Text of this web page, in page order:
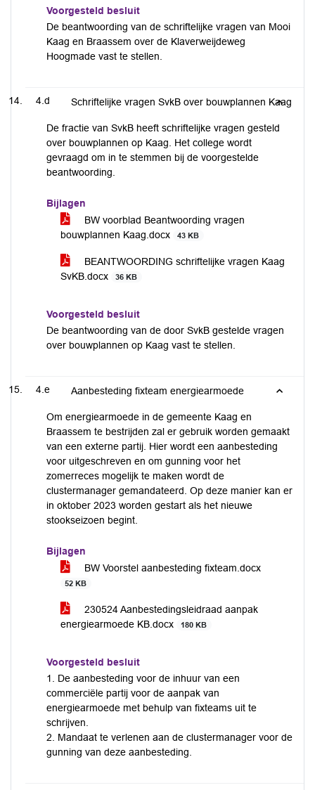
Voorgesteld besluit
De beantwoording van de schriftelijke vragen van Mooi
Kaag en Braassem over de Klaverweijdeweg
Hoogmade vast te stellen.
4.d Schriftelijke vragen SvkB over bouwplannen Kaag
De fractie van SvkB heeft schriftelijke vragen gesteld
over bouwplannen op Kaag. Het college wordt
gevraagd om in te stemmen bij de voorgestelde
beantwoording.
Bijlagen
BW voorblad Beantwoording vragen
bouwplannen Kaag.docx
43 KB
BEANTWOORDING schriftelijke vragen Kaag
SvKB.docx
36 KB
Voorgesteld besluit
De beantwoording van de door SvkB gestelde vragen
over bouwplannen op Kaag vast te stellen.
4.e Aanbesteding fixteam energiearmoede
Om energiearmoede in de gemeente Kaag en
Braassem te bestrijden zal er gebruik worden gemaakt
van een externe partij. Hier wordt een aanbesteding
voor uitgeschreven en om gunning voor het
zomerreces mogelijk te maken wordt de
clustermanager gemandateerd. Op deze manier kan er
in oktober 2023 worden gestart als het nieuwe
stookseizoen begint.
Bijlagen
BW Voorstel aanbesteding fixteam.docx
52 KB
230524 Aanbestedingsleidraad aanpak
energiearmoede KB.docx
180 KB
Voorgesteld besluit
1. De aanbesteding voor de inhuur van een
commerciële partij voor de aanpak van
energiearmoede met behulp van fixteams uit te
schrijven.
2. Mandaat te verlenen aan de clustermanager voor de
gunning van deze aanbesteding.